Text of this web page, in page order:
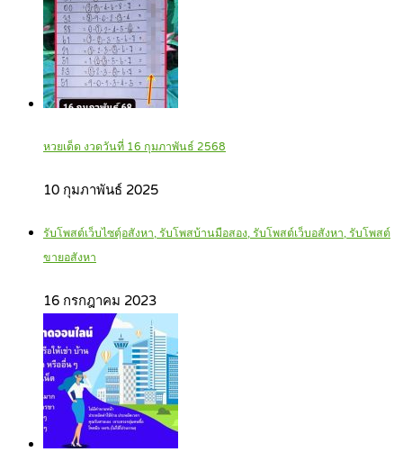
หวยเด็ด งวดวันที่ 16 กุมภาพันธ์ 2568
10 กุมภาพันธ์ 2025
รับโพสต์เว็บไซตฺ์อสังหา, รับโพสบ้านมือสอง, รับโพสต์เว็บอสังหา, รับโพสต์
ขายอสังหา
16 กรกฎาคม 2023